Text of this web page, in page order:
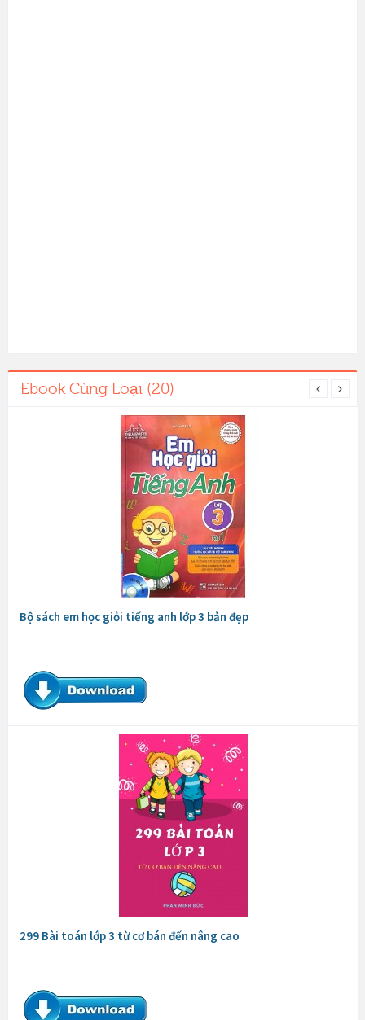
Ebook Cùng Loại (20)
Bộ sách em học giỏi tiếng anh lớp 3 bản đẹp
299 Bài toán lớp 3 từ cơ bán đến nâng cao